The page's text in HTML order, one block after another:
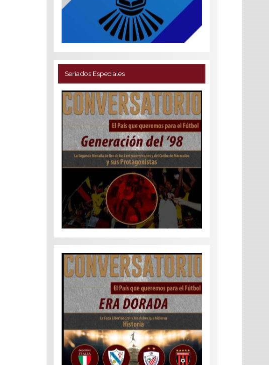
Seriados Especiales